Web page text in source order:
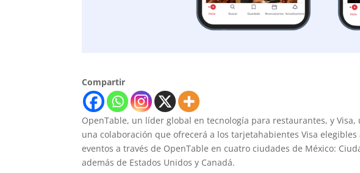
Compartir
OpenTable, un líder global en tecnología para restaurantes, y
una colaboración que ofrecerá a los tarjetahabientes Visa
eventos a través de OpenTable en cuatro ciudades de México:
además de Estados Unidos y Canadá.